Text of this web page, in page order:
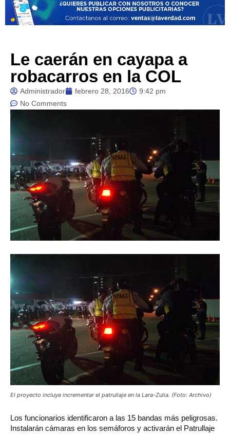
Le caerán en cayapa a
robacarros en la COL
Administrador febrero 28, 2016
9:42 pm
No Comments
El proyecto incluye incrementar el patrullaje en la Lara-Zulia. (Foto: Archivo)
Los funcionarios identificaron a las 15 bandas más peligrosas.
Instalarán cámaras en los semáforos y activarán el Patrullaje